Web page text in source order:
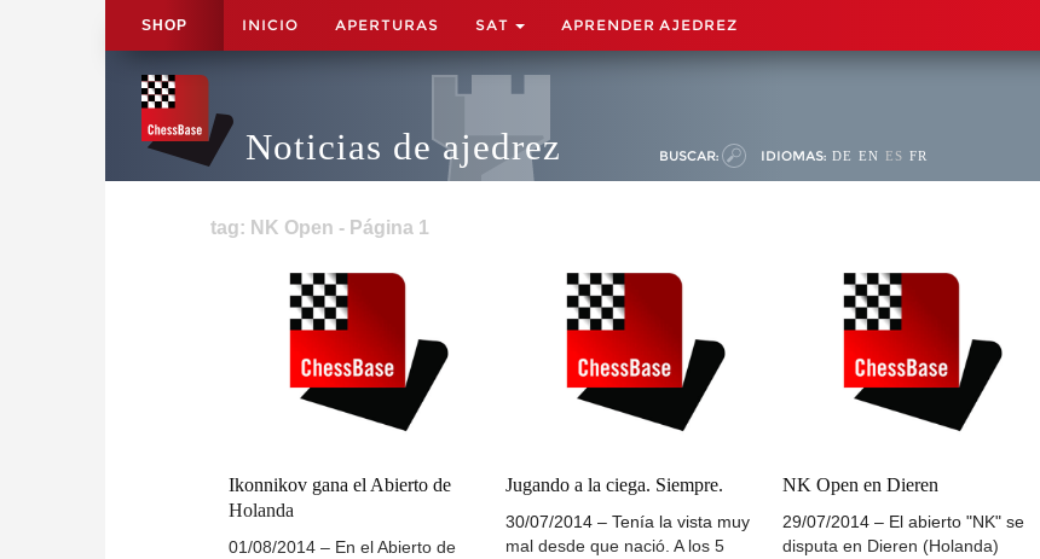
SHOP INICIO APERTURAS SAT APRENDER AJEDREZ
Noticias de ajedrez BUSCAR: IDIOMAS: DE EN ES FR
tag: NK Open - Página 1
Ikonnikov gana el Abierto de
Holanda
01/08/2014 – En el Abierto de
Jugando a la ciega. Siempre.
30/07/2014 – Tenía la vista muy
mal desde que nació. A los 5
NK Open en Dieren
29/07/2014 – El abierto "NK" se
disputa en Dieren (Holanda)